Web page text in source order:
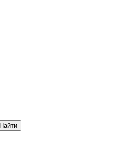
Найти